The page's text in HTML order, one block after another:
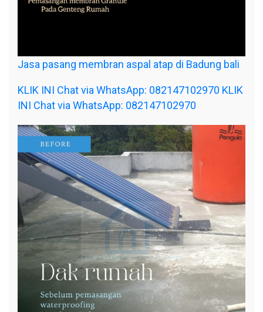
Jasa pasang membran aspal atap di Badung bali
KLIK INI Chat via WhatsApp: 082147102970 KLIK
INI Chat via WhatsApp: 082147102970